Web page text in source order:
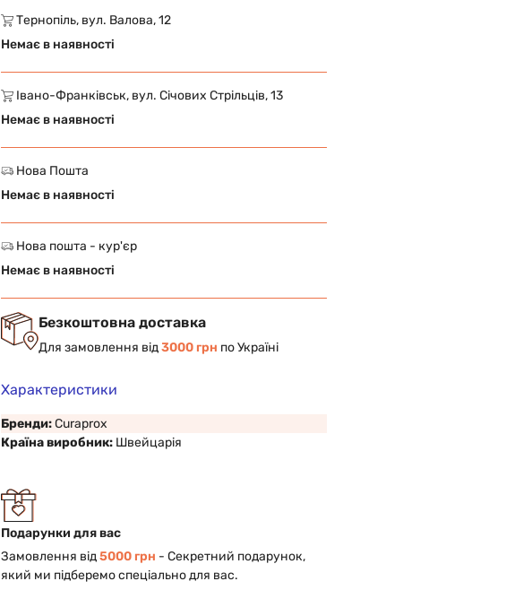
Тернопіль, вул. Валова, 12
Немає в наявності
Івано-Франківськ, вул. Січових Стрільців, 13
Немає в наявності
Нова Пошта
Немає в наявності
Нова пошта - кур'єр
Немає в наявності
Безкоштовна доставка
Для замовлення від3000 грн по Україні
Характеристики
Бренди:Curaprox
Країна виробник: Швейцарія
Подарунки для вас
Замовлення від5000 грн - Cекретний подарунок,
який ми підберемо спеціально для вас.